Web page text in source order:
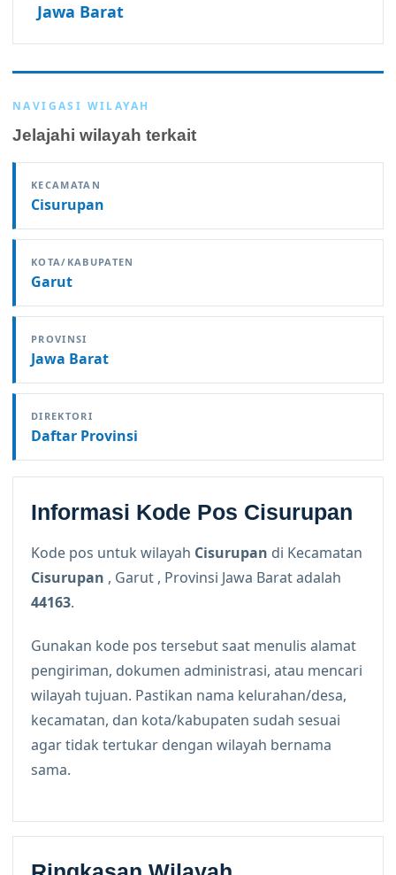
Jawa Barat
NAVIGASI WILAYAH
Jelajahi wilayah terkait
KECAMATAN
Cisurupan
KOTA/KABUPATEN
Garut
PROVINSI
Jawa Barat
DIREKTORI
Daftar Provinsi
Informasi Kode Pos Cisurupan
Kode pos untuk wilayah Cisurupan di Kecamatan
Cisurupan , Garut , Provinsi Jawa Barat adalah
44163.
Gunakan kode pos tersebut saat menulis alamat
pengiriman, dokumen administrasi, atau mencari
wilayah tujuan. Pastikan nama kelurahan/desa,
kecamatan, dan kota/kabupaten sudah sesuai
agar tidak tertukar dengan wilayah bernama
sama.